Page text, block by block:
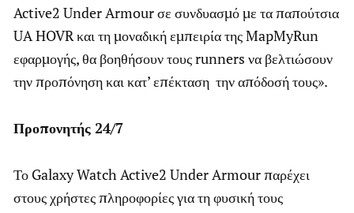
Active2 Under Armour σε συνδυασμό με τα παπούτσια
UA HOVR και τη μοναδική εμπειρία της MapMyRun
εφαρμογής, θα βοηθήσουν τους runners να βελτιώσουν
την προπόνηση και κατ’ επέκταση την απόδοσή τους».
Προπονητής 24/7
Το Galaxy Watch Active2 Under Armour παρέχει
στους χρήστες πληροφορίες για τη φυσική τους